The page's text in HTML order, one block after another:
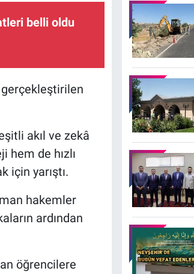
belli oldu
akıl ve zekâ
hem de hızlı
için yarıştı.
hakemler
ardından
öğrencilere